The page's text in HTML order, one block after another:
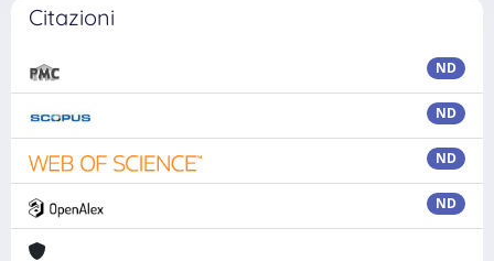
Citazioni
ND
ND
ND
ND